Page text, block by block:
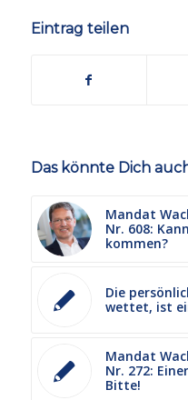
Eintrag teilen
Das könnte Dich
Mandat
Nr. 608:
kommen?
Die
wettet, ist
Mandat
Nr. 272:
Bitte!